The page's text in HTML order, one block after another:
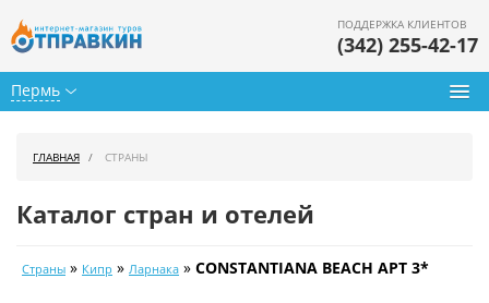
Пермь
ПОДДЕРЖКА КЛИЕНТОВ
(342) 255-42-17
Календарь туров
ГЛАВНАЯ СТРАНЫ
Каталог стран и отелей
Страны » Кипр » Ларнака » CONSTANTIANA BEACH APT 3*